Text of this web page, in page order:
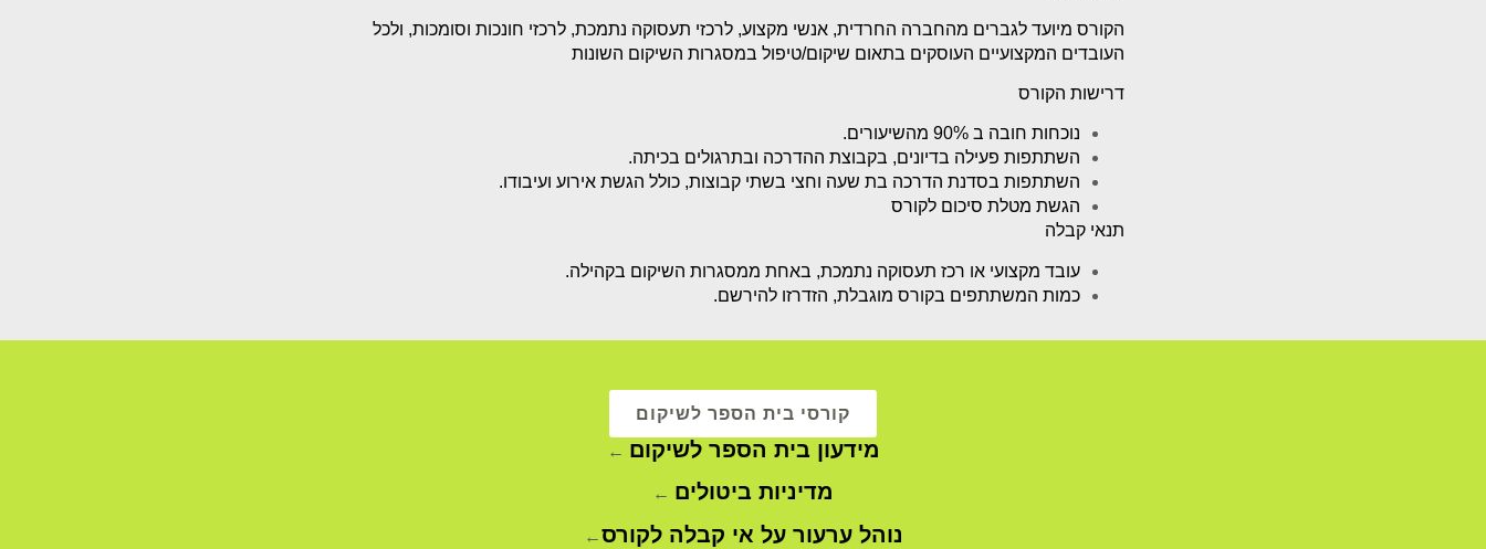
הקורס מיועד לגברים מהחברה החרדית, אנשי מקצוע, לרכזי תעסוקה נתמכת, לרכזי חונכות וסומכות, ולכל
העובדים המקצועיים העוסקים בתאום שיקום/טיפול במסגרות השיקום השונות
דרישות הקורס
נוכחות חובה ב 90% מהשיעורים.
השתתפות פעילה בדיונים, בקבוצת ההדרכה ובתרגולים בכיתה.
השתתפות בסדנת הדרכה בת שעה וחצי בשתי קבוצות, כולל הגשת אירוע ועיבודו.
הגשת מטלת סיכום לקורס
תנאי קבלה
עובד מקצועי או רכז תעסוקה נתמכת, באחת ממסגרות השיקום בקהילה.
כמות המשתתפים בקורס מוגבלת, הזדרזו להירשם.
קורסי בית הספר לשיקום
מידעון בית הספר לשיקום ←
מדיניות ביטולים ←
נוהל ערעור על אי קבלה לקורס←